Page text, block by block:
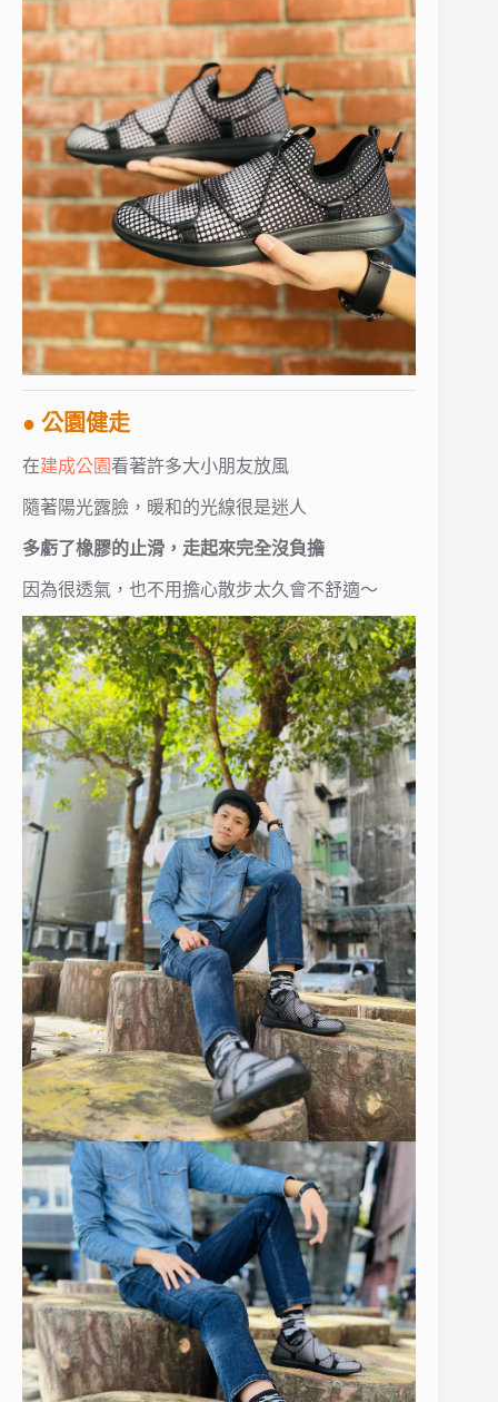
● 公園健走
在建成公園看著許多大小朋友放風
隨著陽光露臉，暖和的光線很是迷人
多虧了橡膠的止滑，走起來完全沒負擔
因為很透氣，也不用擔心散步太久會不舒適～